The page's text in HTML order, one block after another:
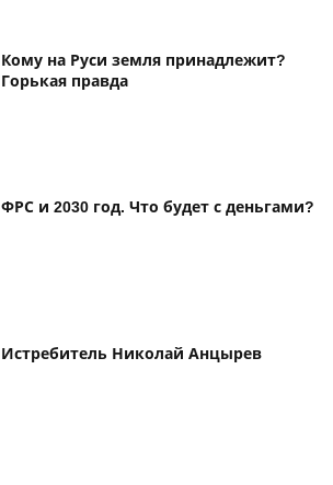
Кому на Руси земля принадлежит?
Горькая правда
ФРС и 2030 год. Что будет с деньгами?
Истребитель Николай Анцырев